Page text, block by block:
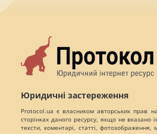
Юридичні застереження
Protocol.ua є власником авторських прав
сторінках даного ресурсу, якщо не вказано
тексти, коментарі, статті,